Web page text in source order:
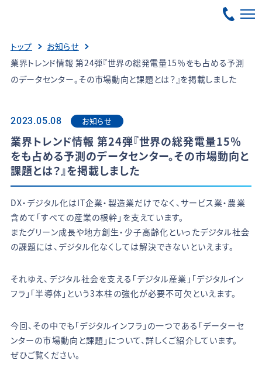
トップ
お知らせ
業界トレンド情報 第24弾『世界の総発電量15％をも占める予測
のデータセンター。その市場動向と課題とは？』を掲載しました
2023.05.08 お知らせ
業界トレンド情報 第24弾『世界の総発電量15％
をも占める予測のデータセンター。その市場動向と
課題とは？』を掲載しました
DX・デジタル化はIT企業・製造業だけでなく、サービス業・農業
含めて「すべての産業の根幹」を支えています。
またグリーン成長や地方創生・少子高齢化といったデジタル社会
の課題には、デジタル化なくしては解決できないといえます。
それゆえ、デジタル社会を支える「デジタル産業」「デジタルイン
フラ」「半導体」という3本柱の強化が必要不可欠といえます。
今回、その中でも「デジタルインフラ」の一つである「データーセ
ンターの市場動向と課題」について、詳しくご紹介しています。
ぜひご覧ください。